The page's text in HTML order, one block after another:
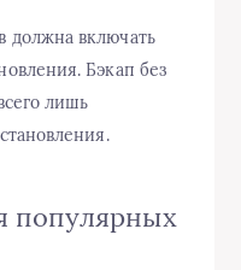
должна включать
Бэкап без
лишь
популярных